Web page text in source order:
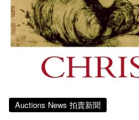
Auctions News 拍賣新聞